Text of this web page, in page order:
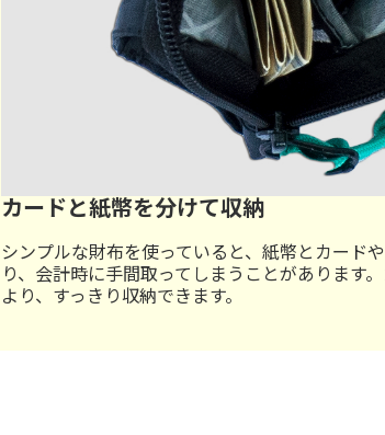
カードと紙幣を分けて収納
シンプルな財布を使っていると、紙幣とカード
り、会計時に手間取ってしまうことがあります
より、すっきり収納できます。